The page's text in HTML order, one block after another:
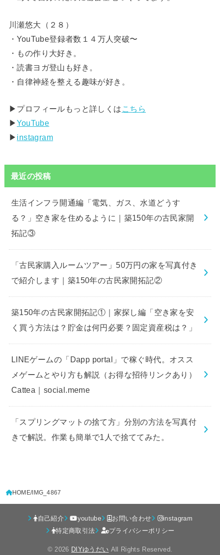
川瀬悠大（２８）
・YouTube登録者数１４万人突破〜
・もの作り大好き。
・読書ヨガ登山も好き。
・自律神経を整える趣味が好き。
▶︎プロフィールもっと詳しくは こちら
▶︎YouTube
▶︎ instagram
最近の投稿
生活インフラ開通編「電気、ガス、水道どうす
る？」空き家を住めるように｜築150年の古民家開
拓記③
「古民家購入ルームツアー」50万円の家を写真付き
で紹介します｜築150年の古民家開拓記②
築150年の古民家開拓記①｜家探し編「空き家を安
く買う方法は？貯金は何円必要？固定資産税は？」
LINEゲームの「Dapp portal」で稼ぐ時代。オスス
メゲームとやり方も解説（お得な招待リンクあり）
Cattea｜social.meme
「スプリングマットの捨て方」分別の方法を写真付
きで解説。作業も簡単で1人で捨ててみた。
HOME IMG_4867
自己紹介 youtube お問い合わせ
instagram
特定商取引法
プライバシーポリシー
© 2026 DIYゆうだい All Rights Reserved.